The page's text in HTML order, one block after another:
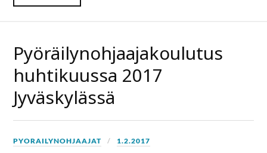
Pyöräilynohjaajakoulutus
huhtikuussa 2017
Jyväskylässä
PYORAILYNOHJAAJAT 1.2.2017